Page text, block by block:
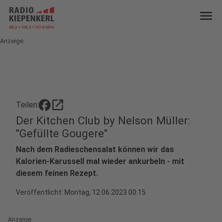
menu
Anzeige
Teilen: open_in_new
Der Kitchen Club by Nelson Müller:
"Gefüllte Gougere"
Nach dem Radieschensalat können wir das
Kalorien-Karussell mal wieder ankurbeln - mit
diesem feinen Rezept.
Veröffentlicht: Montag, 12.06.2023 00:15
Anzeige